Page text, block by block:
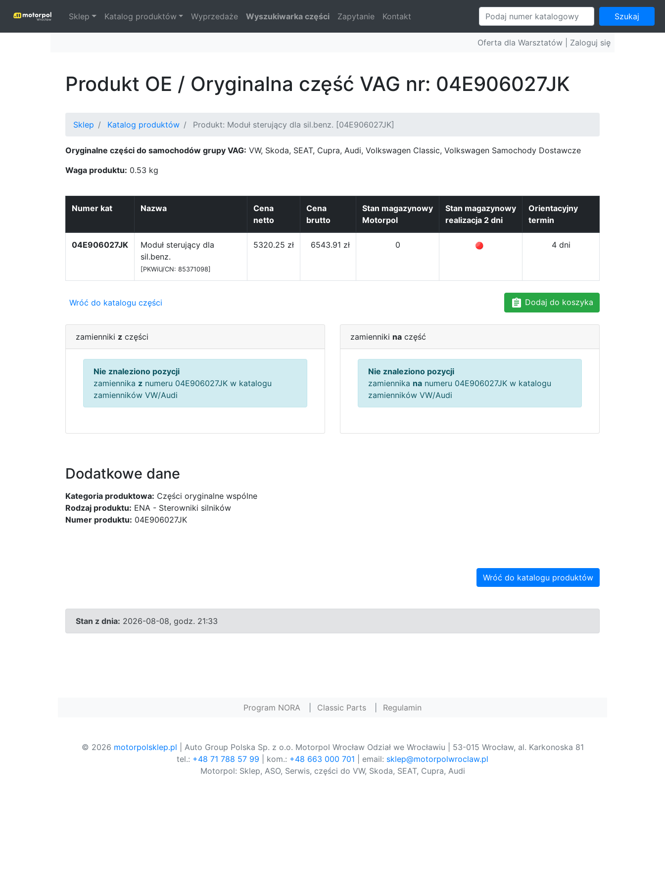
Sklep Katalog produktów Wyprzedaże Wyszukiwarka części Zapytanie Kontakt Szukaj
Oferta dla Warsztatów | Zaloguj się
Produkt OE / Oryginalna część VAG nr: 04E906027JK
Sklep Katalog produktów Produkt: Moduł sterujący dla sil.benz. [04E906027JK]
Oryginalne części do samochodów grupy VAG: VW, Skoda, SEAT, Cupra, Audi, Volkswagen Classic, Volkswagen Samochody Dostawcze
Waga produktu: 0.53 kg
Numer kat Nazwa
Cena
netto
Cena
brutto
Stan magazynowy
Motorpol
Stan magazynowy
realizacja 2 dni
Orientacyjny
termin
04E906027JK
Moduł sterujący dla
sil.benz.
[PKWiU/CN: 85371098]
5320.25 zł 6543.91 zł 0 4 dni
Wróć do katalogu części Dodaj do koszyka
zamienniki z części
Nie znaleziono pozycji
zamiennika z numeru 04E906027JK w katalogu
zamienników VW/Audi
zamienniki na część
Nie znaleziono pozycji
zamiennika na numeru 04E906027JK w katalogu
zamienników VW/Audi
Dodatkowe dane
Kategoria produktowa: Części oryginalne wspólne
Rodzaj produktu: ENA - Sterowniki silników
Numer produktu: 04E906027JK
Wróć do katalogu produktów
Stan z dnia: 2026-08-08, godz. 21:33
Program NORA Classic Parts Regulamin
© 2026 motorpolsklep.pl | Auto Group Polska Sp. z o.o. Motorpol Wrocław Odział we Wrocławiu | 53-015 Wrocław, al. Karkonoska 81
tel.: +48 71 788 57 99 | kom.: +48 663 000 701 | email: sklep@motorpolwroclaw.pl
Motorpol: Sklep, ASO, Serwis, części do VW, Skoda, SEAT, Cupra, Audi